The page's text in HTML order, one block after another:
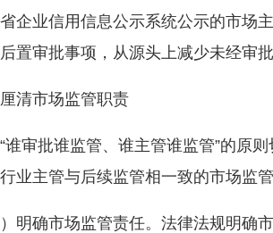
企业信用信息公示系统公示的市场
置审批事项，从源头上减少未经审
市场监管职责
批谁监管、谁主管谁监管”的原则
业主管与后续监管相一致的市场监
确市场监管责任。法律法规明确市